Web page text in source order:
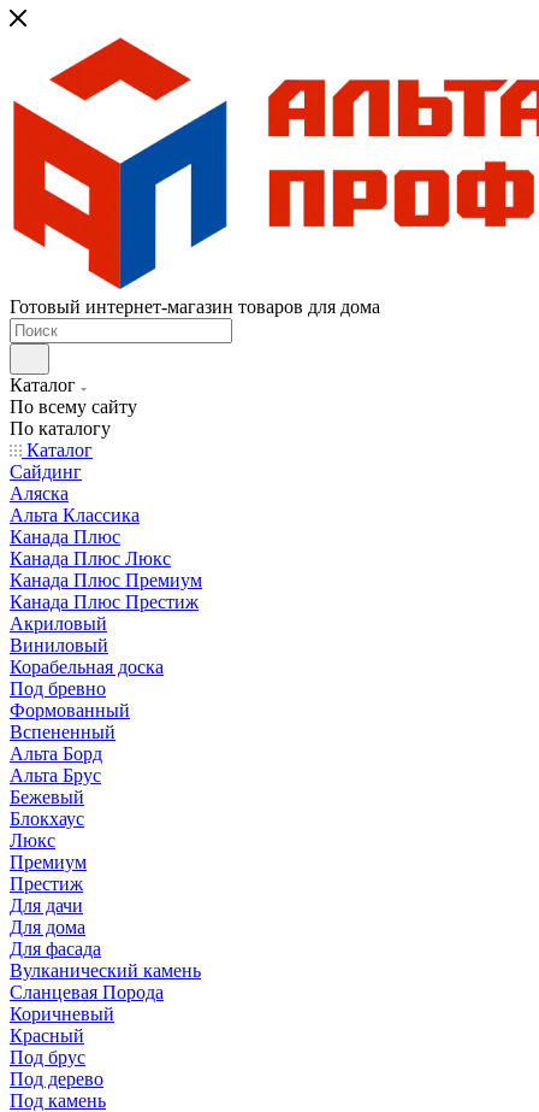
Готовый интернет-магазин товаров для дома
Каталог
По всему сайту
По каталогу
Каталог
Сайдинг
Аляска
Альта Классика
Канада Плюс
Канада Плюс Люкс
Канада Плюс Премиум
Канада Плюс Престиж
Акриловый
Виниловый
Корабельная доска
Под бревно
Формованный
Вспененный
Альта Борд
Альта Брус
Бежевый
Блокхаус
Люкс
Премиум
Престиж
Для дачи
Для дома
Для фасада
Вулканический камень
Сланцевая Порода
Коричневый
Красный
Под брус
Под дерево
Под камень